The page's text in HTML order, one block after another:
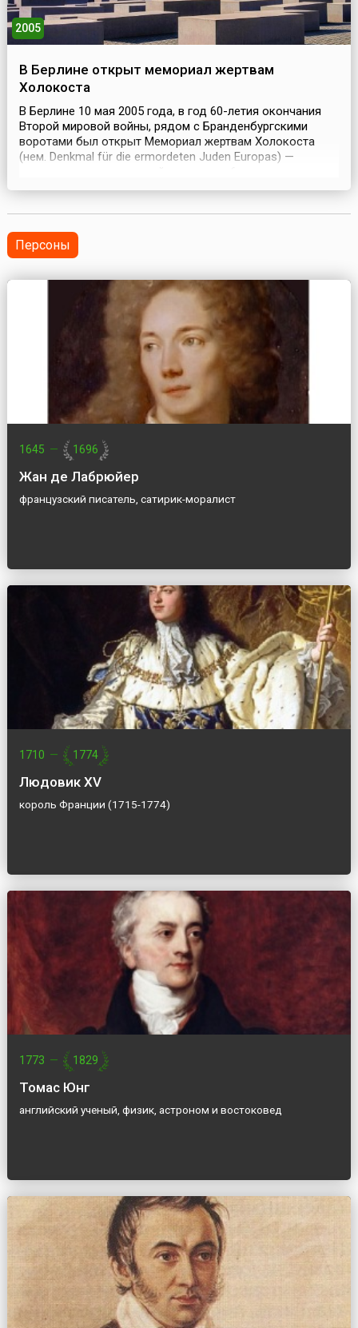
2005
В Берлине открыт мемориал жертвам
Холокоста
В Берлине 10 мая 2005 года, в год 60-летия окончания
Второй мировой войны, рядом с Бранденбургскими
воротами был открыт Мемориал жертвам Холокоста
(нем. Denkmal für die ermordeten Juden Europas) —
евреев — жертвах нацизма. На площади в 19 тысяч
футбольных поля) в шахматном порядке установлены 2
711 темно-...
Персоны
1645 — 1696
Жан де Лабрюйер
французский писатель, сатирик-моралист
1710 — 1774
Людовик XV
король Франции (1715-1774)
1773 — 1829
Томас Юнг
английский ученый, физик, астроном и востоковед